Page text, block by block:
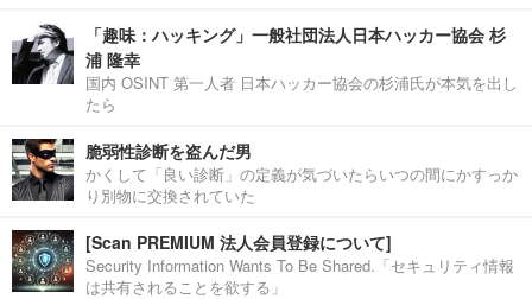
「趣味：ハッキング」一般社団法人日本ハッカー協会 杉
浦 隆幸
国内 OSINT 第一人者 日本ハッカー協会の杉浦氏が本気を出し
たら
脆弱性診断を盗んだ男
かくして「良い診断」の定義が気づいたらいつの間にかすっか
り別物に交換されていた
[Scan PREMIUM 法人会員登録について]
Security Information Wants To Be Shared.「セキュリティ情報
は共有されることを欲する」